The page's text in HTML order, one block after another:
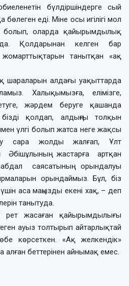
бүлдіршіндерге сый
бөлеген еді. Міне осы игілігі мол
болып, оларда қайырымдылық
Қолдарынан келген бар
танытқан «ақ
алдағы уақыттарда
Халықымызға, елімізге,
жәрдем беруге қашанда
қолдап, алдыңғы толқын
үлгі болып жатса неге жақсы
сара жолды жалғап, Ұлт
жастарға артқан
саясатының орындалуы
орындаймыз. Бұл, біз
аса маңызды екені хақ, – деп
танытуда.
рет жасаған қайырымдылығы
ауыз толтырып айтарлықтай
көрсеткен. «Ақ желкендік»
беттерінен айнымақ емес.